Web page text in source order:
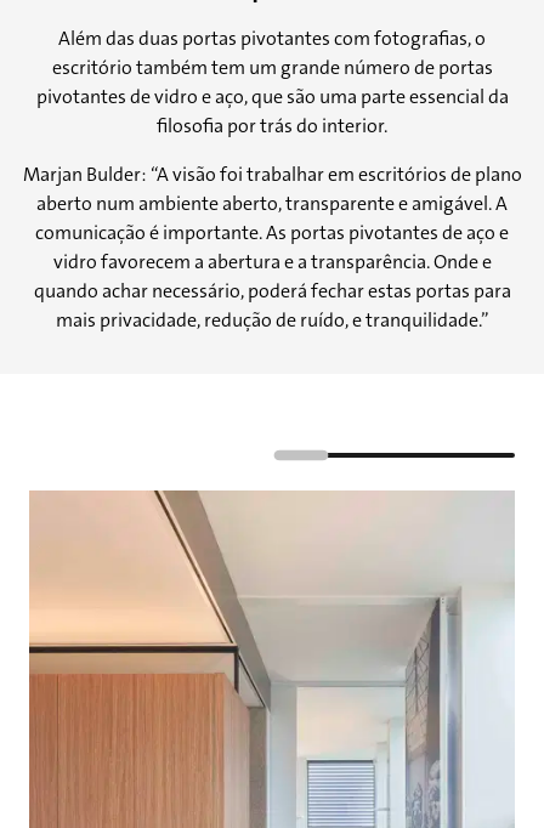
Além das duas portas pivotantes com fotografias, o
escritório também tem um grande número de portas
pivotantes de vidro e aço, que são uma parte essencial da
filosofia por trás do interior.
Marjan Bulder: “A visão foi trabalhar em escritórios de plano
aberto num ambiente aberto, transparente e amigável. A
comunicação é importante. As portas pivotantes de aço e
vidro favorecem a abertura e a transparência. Onde e
quando achar necessário, poderá fechar estas portas para
mais privacidade, redução de ruído, e tranquilidade.”